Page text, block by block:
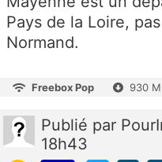
Pays de la Loire,
Normand.
Freebox Pop 930
Publié par
18h43